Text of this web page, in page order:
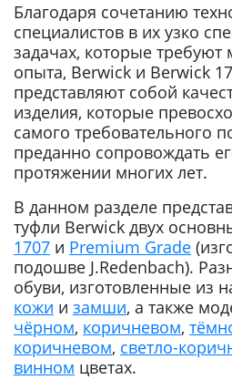
Благодаря сочетанию
специалистов в их узко
задачах, которые требуют
опыта, Berwick и Berwick
представляют собой
изделия, которые
самого требовательного
преданно сопровождать
протяжении многих лет.
В данном разделе
туфли Berwick двух
1707 и Premium Grade
подошве J.Redenbach).
обуви, изготовленные из
кожи и замши, а также
чёрном, коричневом,
коричневом, светло-
винном цветах.